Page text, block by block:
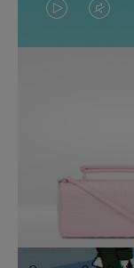
LA
SUR
LE